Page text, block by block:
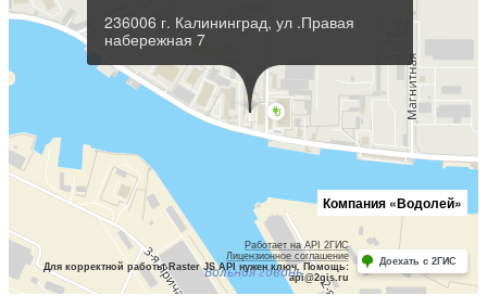
236006 г. Калининград, ул .Правая
набережная 7
Компания «Водолей»
Работает на API 2ГИС
Лицензионное соглашение
Для корректной работы Raster JS API нужен ключ. Помощь:
api@2gis.ru
Доехать с 2ГИС